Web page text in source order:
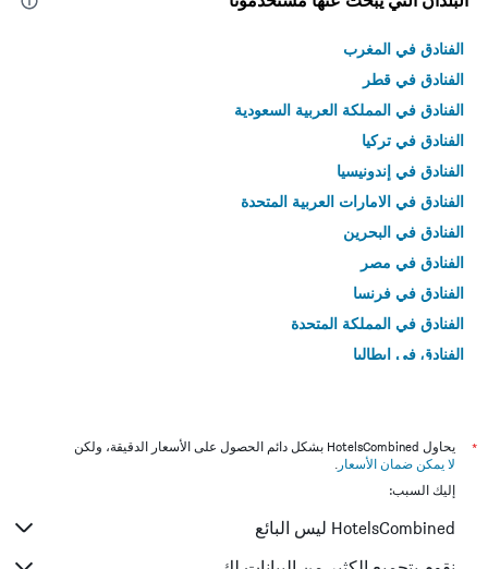
الفنادق في المغرب
الفنادق في قطر
الفنادق في المملكة العربية السعودية
الفنادق في تركيا
الفنادق في إندونيسيا
الفنادق في الامارات العربية المتحدة
الفنادق في البحرين
الفنادق في مصر
الفنادق في فرنسا
الفنادق في المملكة المتحدة
الفنادق في إيطاليا
*
يحاول HotelsCombined بشكل دائم الحصول على الأسعار الدقيقة، ولكن
لا يمكن ضمان الأسعار .
إليك السبب:
HotelsCombined ليس البائع